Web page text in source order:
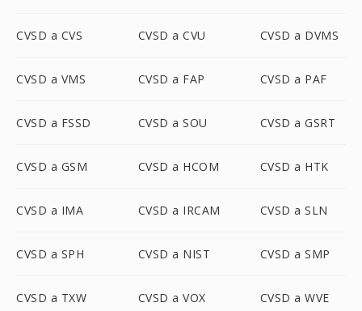
CVSD a CVS CVSD a CVU CVSD a DVMS
CVSD a VMS CVSD a FAP CVSD a PAF
CVSD a FSSD CVSD a SOU CVSD a GSRT
CVSD a GSM CVSD a HCOM CVSD a HTK
CVSD a IMA CVSD a IRCAM CVSD a SLN
CVSD a SPH CVSD a NIST CVSD a SMP
CVSD a TXW CVSD a VOX CVSD a WVE